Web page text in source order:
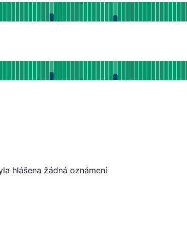
pro undefined
hlášena žádná oznámení